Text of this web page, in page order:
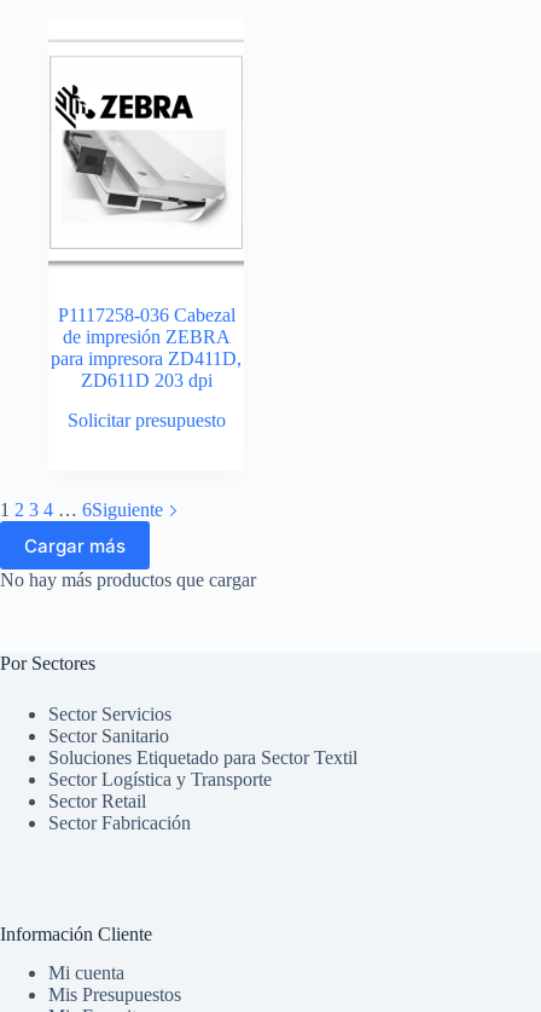
P1117258-036 Cabezal
de impresión ZEBRA
para impresora ZD411D,
ZD611D 203 dpi
Solicitar presupuesto
1 2 3 4 … 6Siguiente
Cargar más
No hay más productos que cargar
Por Sectores
Sector Servicios
Sector Sanitario
Soluciones Etiquetado para Sector Textil
Sector Logística y Transporte
Sector Retail
Sector Fabricación
Información Cliente
Mi cuenta
Mis Presupuestos